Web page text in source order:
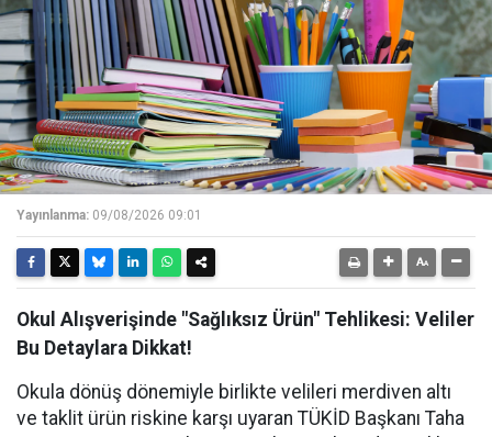
Yayınlanma: 09/08/2026 09:01
Okul Alışverişinde "Sağlıksız Ürün" Tehlikesi: Veliler
Bu Detaylara Dikkat!
Okula dönüş dönemiyle birlikte velileri merdiven altı
ve taklit ürün riskine karşı uyaran TÜKİD Başkanı Taha